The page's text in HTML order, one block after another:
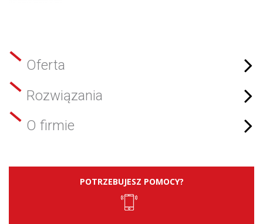
Oferta
Rozwiązania
O firmie
POTRZEBUJESZ POMOCY?